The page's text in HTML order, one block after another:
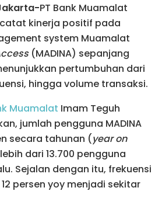
PT Bank Muamalat
kinerja positif pada
system Muamalat
(MADINA) sepanjang
pertumbuhan dari
hingga volume transaksi.
Muamalat Imam Teguh
jumlah pengguna MADINA
secara tahunan (year on
dari 13.700 pengguna
Sejalan dengan itu, frekuensi
persen yoy menjadi sekitar